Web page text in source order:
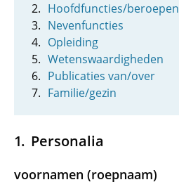
Hoofdfuncties/beroepen
Nevenfuncties
Opleiding
Wetenswaardigheden
Publicaties van/over
Familie/gezin
Personalia
voornamen (roepnaam)